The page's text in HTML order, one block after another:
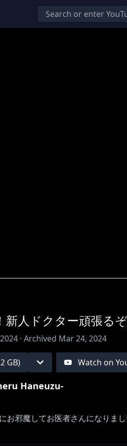
新人ドクター頑張る
· Archived Mar 24, 2024
GB) Watch on
Haneuzu-
お邪魔してお医者さんになりまし